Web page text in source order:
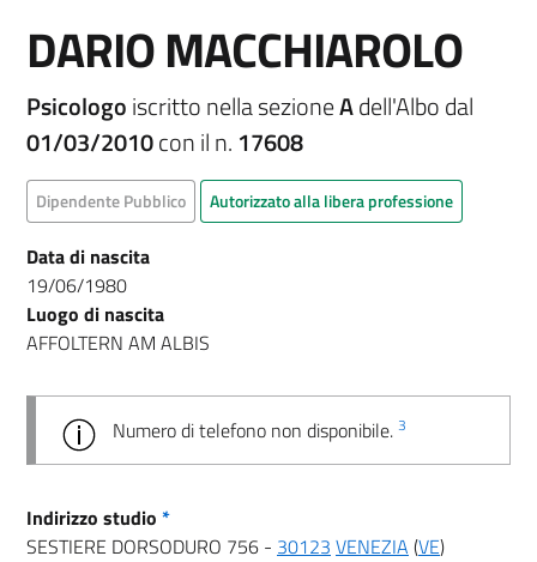
DARIO MACCHIAROLO
Psicologoiscritto nella sezioneAdell'Albo dal
01/03/2010con il n. 17608
Dipendente Pubblico Autorizzato alla libera professione
Data di nascita
19/06/1980
Luogo di nascita
AFFOLTERN AM ALBIS
Numero di telefono non disponibile. 3
Indirizzo studio *
SESTIERE DORSODURO 756 - 30123 VENEZIA (VE)